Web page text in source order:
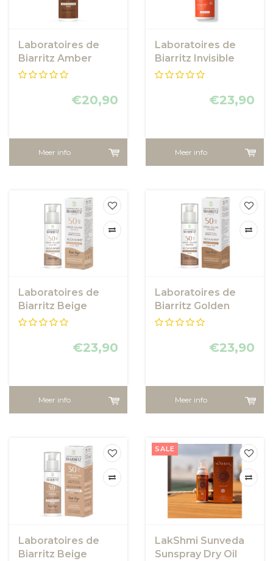
Laboratoires de
Biarritz Amber
Tinted Face
€20,90
Meer info
Laboratoires de
Biarritz Invisible
Sun Milk SPF50
€23,90
Meer info
Laboratoires de
Biarritz Beige
Tinted Face
€23,90
Meer info
Laboratoires de
Biarritz Golden
Tinted Face
€23,90
Meer info
Laboratoires de
Biarritz Beige
SALE
LakShmi Sunveda
Sunspray Dry Oil